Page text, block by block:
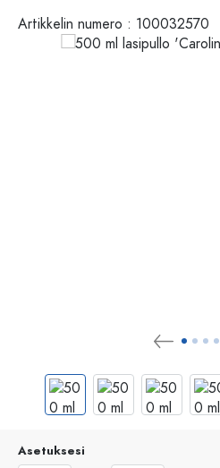
Artikkelin numero : 100032570
Asetuksesi